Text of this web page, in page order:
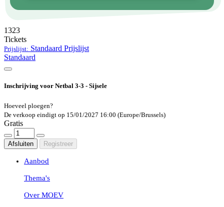
1323
Tickets
Prijslijst: Standaard Prijslijst
Standaard
Inschrijving voor Netbal 3-3 - Sijsele
Hoeveel ploegen?
De verkoop eindigt op 15/01/2027 16:00 (Europe/Brussels)
Gratis
Afsluiten Registreer
Aanbod
Thema's
Over MOEV